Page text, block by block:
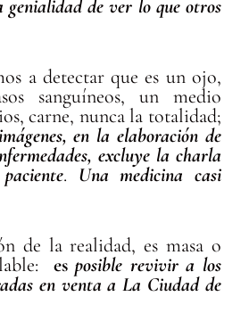
genialidad de ver lo que otros
a detectar que es un ojo,
sanguíneos, un medio
carne, nunca la totalidad;
en la elaboración de
excluye la charla
. Una medicina casi
de la realidad, es masa o
esposible revivir a los
en venta a La Ciudad de